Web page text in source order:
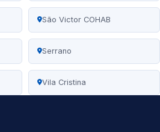
São Victor COHAB
Serrano
Vila Cristina